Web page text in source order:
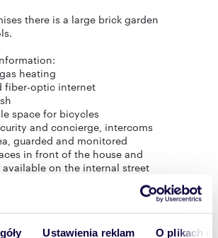
Ustawienia reklam O plikach
there is a large brick garden
heating
fiber-optic internet
space for bicycles
and concierge, intercoms
guarded and monitored
in front of the house and
on the internal street
Its immediate proximity to